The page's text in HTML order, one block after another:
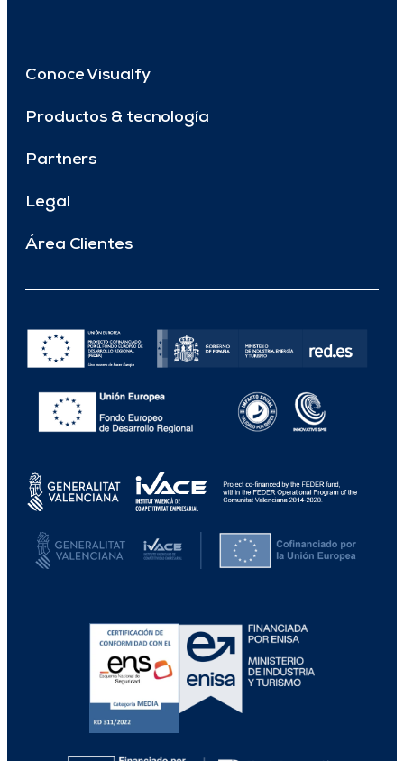
Conoce Visualfy
Productos & tecnología
Partners
Legal
Área Clientes